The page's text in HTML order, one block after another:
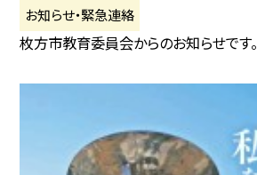
お知らせ・緊急連絡
枚方市教育委員会からのお知らせです。